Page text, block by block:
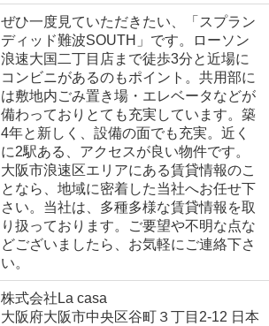
ぜひ一度見ていただきたい、「スプラン
ディッド難波SOUTH」です。ローソン
浪速大国二丁目店まで徒歩3分と近場に
コンビニがあるのもポイント。共用部に
は敷地内ごみ置き場・エレベータなどが
備わっておりとても充実しています。築
4年と新しく、設備の面でも充実。近く
に2駅ある、アクセスが良い物件です。
大阪市浪速区エリアにある賃貸情報のこ
となら、地域に密着した当社へお任せ下
さい。当社は、多種多様な賃貸情報を取
り扱っております。ご要望や不明な点な
どございましたら、お気軽にご連絡下さ
い。
株式会社La casa
大阪府大阪市中央区谷町３丁目2-12 日本